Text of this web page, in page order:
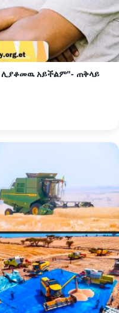
ሊያቆመዉ አይችልም"- ጠቅላይ